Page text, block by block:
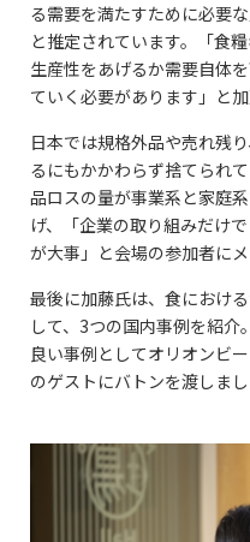
る需要を満たすために必要
と推定されています。「食
生産性をあげるか需要自体
ていく必要があります」と加
日本では規格外品や売れ残
るにもかかわらず捨てられ
品ロスの量が事業系と家庭
げ、「企業の取り組みだけ
が大事」と会場の参加者に
最後に加藤氏は、食におけ
して、3つの国内事例を紹
良い事例としてオリオンビ
のゲストにバトンを渡しまし